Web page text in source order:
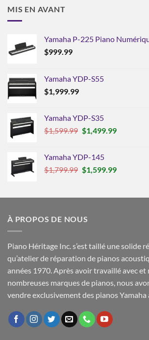
MIS EN AVANT
Yamaha P-225 Piano
$999.99
Yamaha YDP-S55
$1,999.99
Yamaha YDP-S35
$1,599.99 Le
était :
$1,599.99.
$1,499.99Le
$1,499.99.
Yamaha YDP-145
$1,799.99 Le
était :
$1,599.99Le
est :
À PROPOS DE NOUS
Piano Héritage Inc. s’est taillé une solide
qu’atelier de réparation de pianos
années 1970. Après avoir travaillé avec et
nombreuses marques de pianos, nous
vendre exclusivement des pianos